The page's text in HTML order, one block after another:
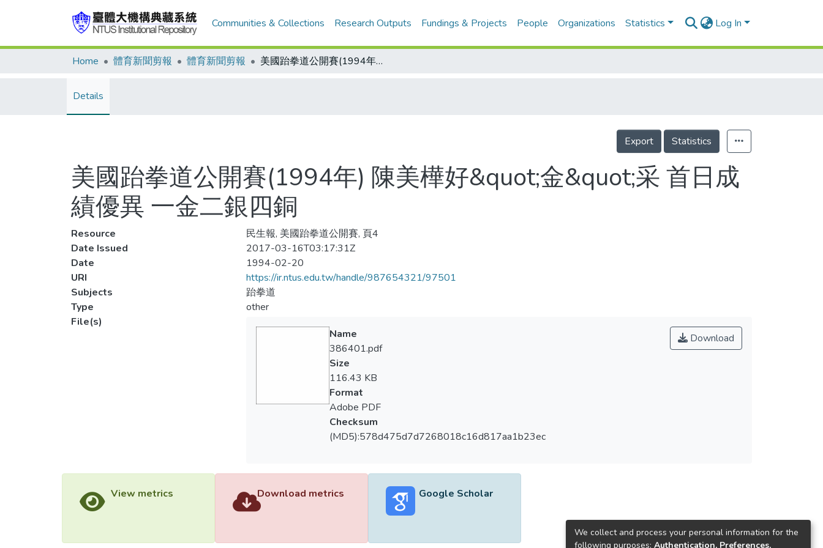
Communities & Collections Research Outputs Fundings & Projects People Organizations Statistics Log In
Home 體育新聞剪報 體育新聞剪報 美國跆拳道公開賽(1994年) 陳美樺好&quot;金&quot;采 首日成績優異 一金二銀四銅
Details
Export Statistics
美國跆拳道公開賽(1994年) 陳美樺好&quot;金&quot;采 首日成
績優異 一金二銀四銅
Resource
民生報, 美國跆拳道公開賽, 頁4
Date Issued
2017-03-16T03:17:31Z
Date
1994-02-20
URI
https://ir.ntus.edu.tw/handle/987654321/97501
Subjects
跆拳道
Type
other
File(s)
Download
Name
386401.pdf
Size
116.43 KB
Format
Adobe PDF
Checksum
(MD5):578d475d7d7268018c16d817aa1b23ec
View metrics Download metrics Google Scholar
We collect and process your personal information for the
following purposes: Authentication, Preferences,